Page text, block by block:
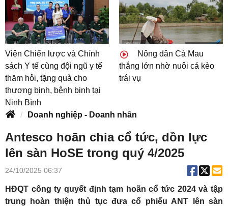
Viện Chiến lược và Chính
sách Y tế cùng đội ngũ y tế
thăm hỏi, tặng quà cho
thương binh, bệnh binh tại
Ninh Bình
Nông dân Cà Mau
thắng lớn nhờ nuôi cá kèo
trái vụ
Doanh nghiệp - Doanh nhân
Antesco hoãn chia cổ tức, dồn lực
lên sàn HoSE trong quý 4/2025
24/10/2025 06:37
HĐQT công ty quyết định tạm hoãn cổ tức 2024 và tập
trung hoàn thiện thủ tục đưa cổ phiếu ANT lên sàn